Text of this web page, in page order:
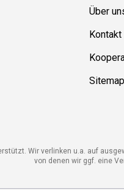
Über
Kontakt
Sitemap
Wir verlinken u.a. auf
von denen wir ggf. eine